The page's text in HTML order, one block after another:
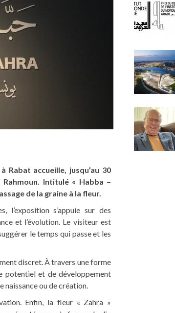
Rabat accueille, jusqu’au 30
Intitulé « Habba –
de la graine à la fleur.
l’exposition s’appuie sur des
et l’évolution. Le visiteur est
le temps qui passe et les
discret. À travers une forme
potentiel et de développement
naissance ou de création.
Enfin, la fleur « Zahra »